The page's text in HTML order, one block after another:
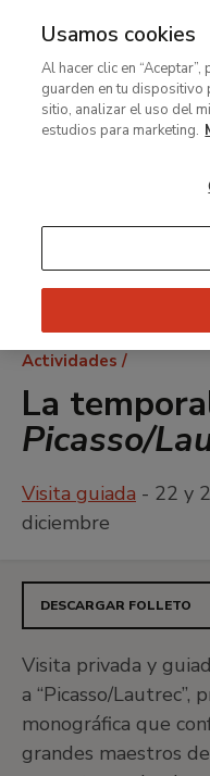
MENÚ
contenido
principal
Ruta
de
navegación
Actividades
La
Picasso/
Visita guiada - 22 y
diciembre
DESCARGAR FOLLETO
Visita privada y
a “Picasso/Lautrec”,
monográfica que
grandes maestros
Usamos cookies
Al hacer clic en
guarden en tu dispositivo
sitio, analizar el uso del
estudios para marketing.